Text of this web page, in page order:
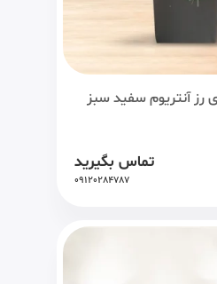
رز آنتریوم سفید سبز
تماس بگیرید
09120284787